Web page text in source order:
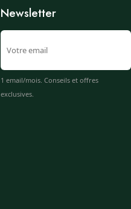
Newsletter
1 email/mois. Conseils et offres
exclusives.